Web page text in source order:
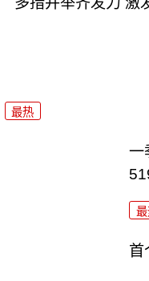
最热
一
首